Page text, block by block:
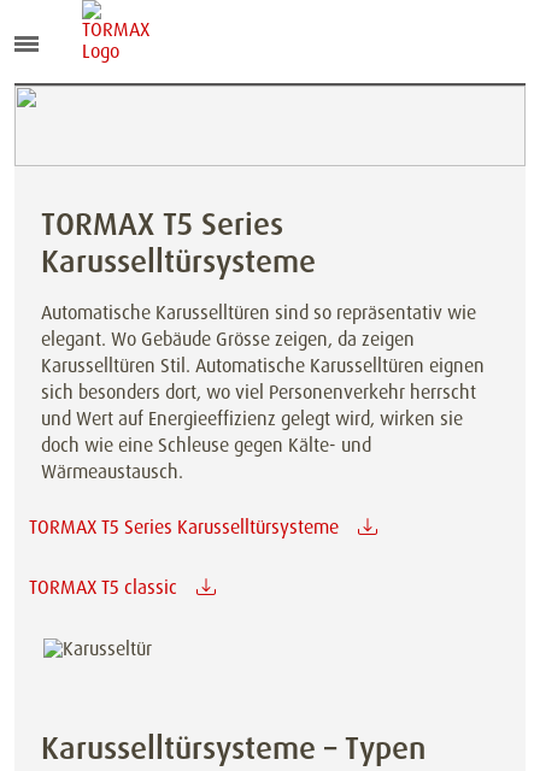
TORMAX T5 Series
Karusselltürsysteme
Automatische Karusselltüren sind so repräsentativ wie
elegant. Wo Gebäude Grösse zeigen, da zeigen
Karusselltüren Stil. Automatische Karusselltüren eignen
sich besonders dort, wo viel Personenverkehr herrscht
und Wert auf Energieeffizienz gelegt wird, wirken sie
doch wie eine Schleuse gegen Kälte- und
Wärmeaustausch.
TORMAX T5 Series Karusselltürsysteme
TORMAX T5 classic
Karusselltürsysteme – Typen